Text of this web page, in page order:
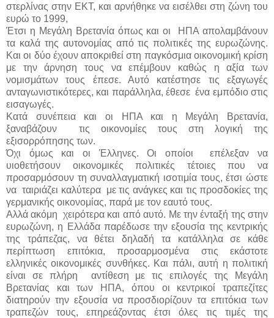
στερλίνας στην ΕΚΤ, και αρνήθηκε να εισέλθει στη ζώνη του
ευρώ το 1999,
Έτσι η Μεγάλη Βρετανία όπως και οι ΗΠΑ απολαμβάνουν
τα καλά της αυτονομίας από τις πολιτικές της ευρωζώνης.
Και οι δύο έχουν αποκριθεί στη παγκόσμια οικονομική κρίση
με την άρνηση τους να επέμβουν καθώς η αξία των
νομισμάτων τους έπεσε. Αυτό κατέστησε τις εξαγωγές
ανταγωνιστικότερες, και παράλληλα, έθεσε ένα εμπόδιο στις
εισαγωγές.
Κατά συνέπεια και οι ΗΠΑ και η Μεγάλη Βρετανία,
ξαναβάζουν τις οικονομίες τους στη λογική της
εξισορρόπησης των.
Όχι όμως και οι Έλληνες. Οι οποίοι επέλεξαν να
υιοθετήσουν οικονομικές πολιτικές τέτοιες που να
προσαρμόσουν τη συναλλαγματική ισοτιμία τους, έτσι ώστε
να ταιριάζει καλύτερα με τις ανάγκες και τις προσδοκίες της
γερμανικής οικονομίας, παρά με τον εαυτό τους.
Αλλά ακόμη χειρότερα και από αυτό. Με την ένταξή της στην
ευρωζώνη, η Ελλάδα παρέδωσε την εξουσία της κεντρικής
της τράπεζας, να θέτει δηλαδή τα κατάλληλα σε κάθε
περίπτωση επιτόκια, προσαρμοσμένα στις εκάστοτε
ελληνικές οικονομικές συνθήκες. Και πάλι, αυτή η πολιτική
είναι σε πλήρη αντίθεση με τις επιλογές της Μεγάλη
Βρετανίας και των ΗΠΑ, όπου οι κεντρικοί τραπεζίτες
διατηρούν την εξουσία να προσδιορίζουν τα επιτόκια των
τραπεζών τους, επηρεάζοντας έτσι όλες τις τιμές της